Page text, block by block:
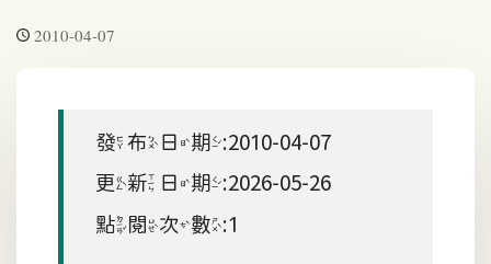
2010-04-07
發布日期:2010-04-07
更新日期:2026-05-26
點閱次數:1